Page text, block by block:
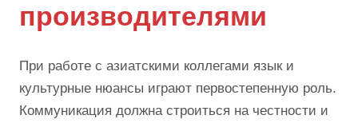
производителями
При работе с азиатскими коллегами язык и
культурные нюансы играют первостепенную роль.
Коммуникация должна строиться на честности и